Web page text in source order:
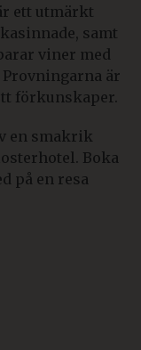
ett utmärkt
samt
viner med
är
förkunskaper.
en smakrik
Boka
på en resa